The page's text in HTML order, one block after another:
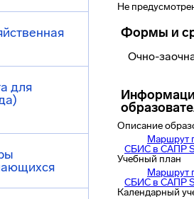
для
Не
Формы и
Очно-
Описание
Маршрут
СБИС в САПР
Учебный план
Маршрут
СБИС в САПР
Календарный